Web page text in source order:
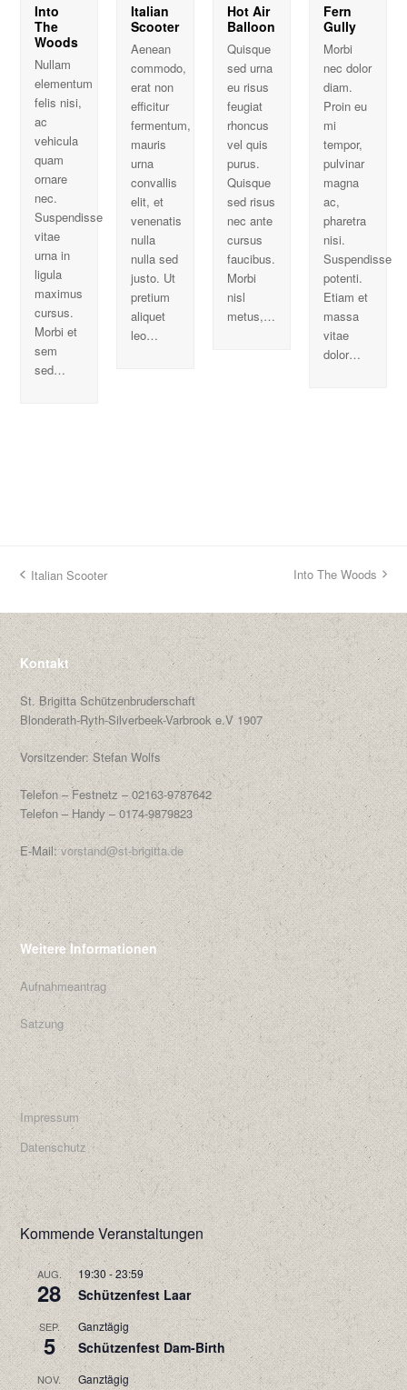
Into
The
Woods
Nullam
elementum
felis nisi,
ac
vehicula
quam
ornare
nec.
Suspendisse
vitae
urna in
ligula
maximus
cursus.
Morbi et
sem
sed…
Italian
Scooter
Aenean
commodo,
erat non
efficitur
fermentum,
mauris
urna
convallis
elit, et
venenatis
nulla
nulla sed
justo. Ut
pretium
aliquet
leo…
Hot Air
Balloon
Quisque
sed urna
eu risus
feugiat
rhoncus
vel quis
purus.
Quisque
sed risus
nec ante
cursus
faucibus.
Morbi
nisl
metus,…
Fern
Gully
Morbi
nec dolor
diam.
Proin eu
mi
tempor,
pulvinar
magna
ac,
pharetra
nisi.
Suspendisse
potenti.
Etiam et
massa
vitae
dolor…
vorheriger
Italian Scooter
Nächster
Into The Woods
Kontakt
St. Brigitta Schützenbruderschaft
Blonderath-Ryth-Silverbeek-Varbrook e.V 1907
Vorsitzender: Stefan Wolfs
Telefon – Festnetz – 02163-9787642
Telefon – Handy – 0174-9879823
E-Mail:vorstand@st-brigitta.de
Weitere Informationen
Aufnahmeantrag
Satzung
Impressum
Datenschutz
Kommende Veranstaltungen
AUG.
28
19:30-23:59
Schützenfest Laar
SEP.
5
Ganztägig
Schützenfest Dam-Birth
NOV. Ganztägig